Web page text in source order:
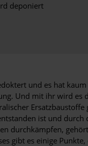
deponiert
und es hat
Und mit ihr wird es
ist und
durchkämpfen,
gibt es einige